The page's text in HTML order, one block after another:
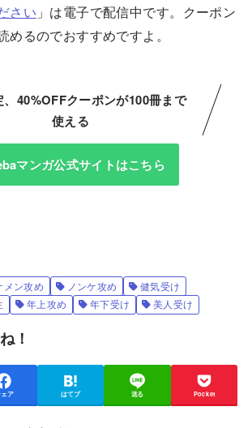
さい 」は電子で配信中です。クーポン
めるのでおすすめですよ。
、40%OFFクーポンが100冊まで
使える
マンガ公式サイトはこちら
メン攻め ノンケ攻め
健気受け
年上攻め 年下受け 美人受け
！
ェア はてブ 送る Pocket